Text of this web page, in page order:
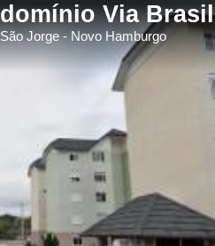
Via Brasil
São Jorge - Novo Hamburgo